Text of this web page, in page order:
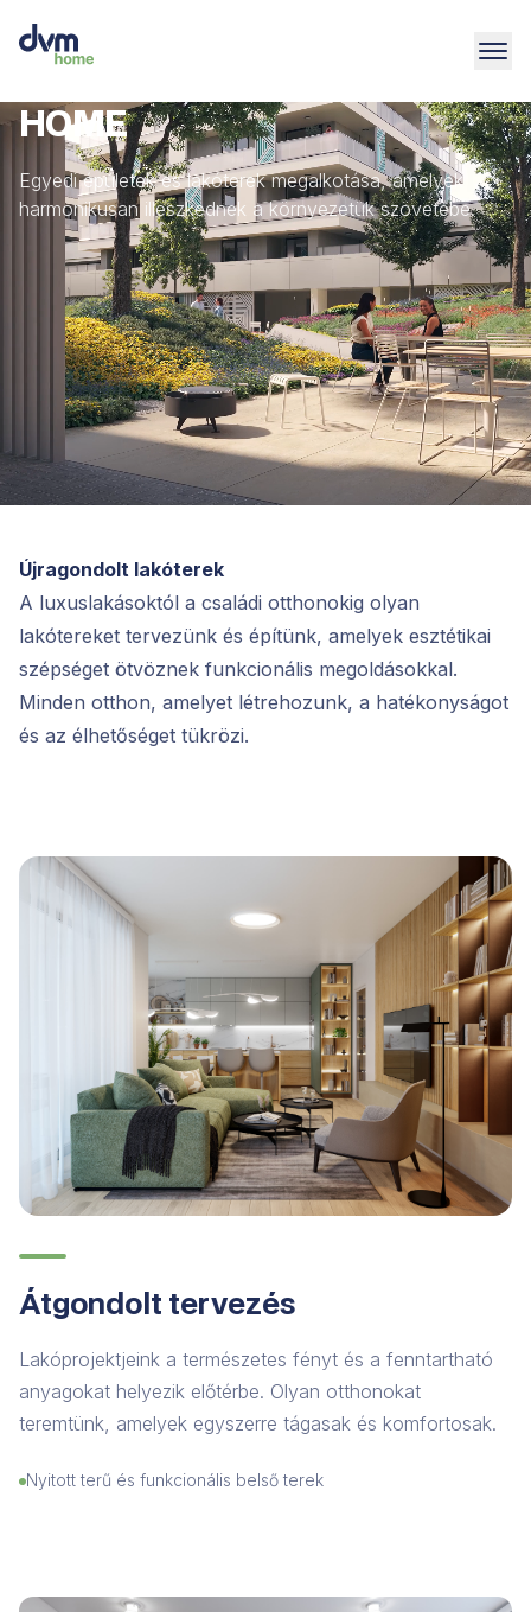
HOME
Egyedi épületek és lakóterek megalkotása, amelyek
harmonikusan illeszkednek a környezetük szövetébe.
Újragondolt lakóterek
A luxuslakásoktól a családi otthonokig olyan
lakótereket tervezünk és építünk, amelyek esztétikai
szépséget ötvöznek funkcionális megoldásokkal.
Minden otthon, amelyet létrehozunk, a hatékonyságot
és az élhetőséget tükrözi.
Átgondolt tervezés
Lakóprojektjeink a természetes fényt és a fenntartható
anyagokat helyezik előtérbe. Olyan otthonokat
teremtünk, amelyek egyszerre tágasak és komfortosak.
Nyitott terű és funkcionális belső terek